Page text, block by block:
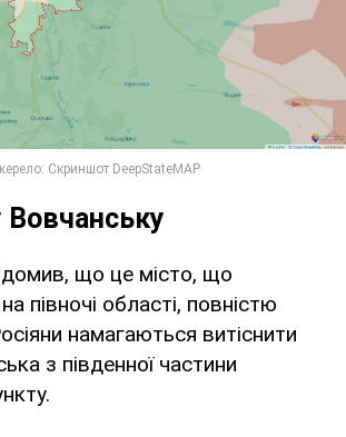
Вовчанську
що це місто, що
півночі області, повністю
намагаються витіснити
з південної частини